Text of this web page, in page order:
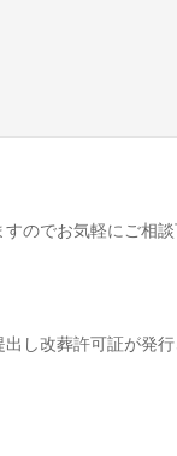
のでお気軽にご相
し改葬許可証が発